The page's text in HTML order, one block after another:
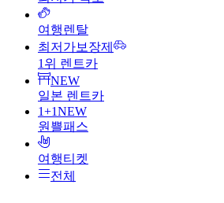
여행렌탈
최저가보장제
1위 렌트카
NEW
일본 렌트카
1+1NEW
원쁠패스
여행티켓
전체